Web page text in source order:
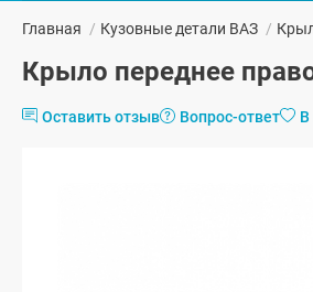
Главная / Кузовные детали ВАЗ /
Крыло переднее
Оставить отзыв Вопрос-ответ В